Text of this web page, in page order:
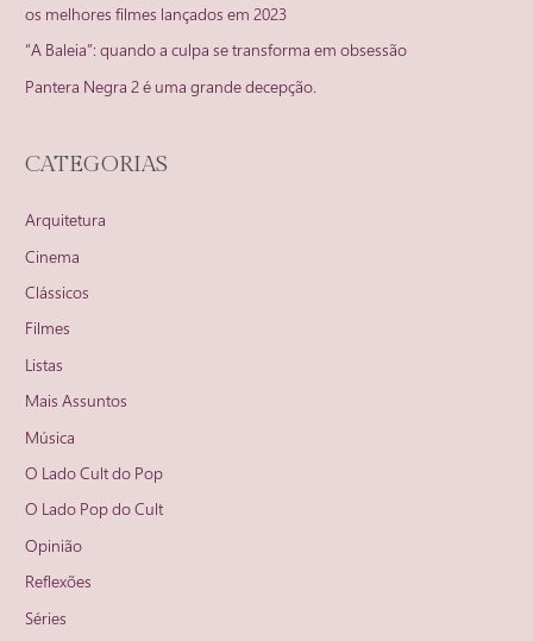
os melhores filmes lançados em 2023
“A Baleia”: quando a culpa se transforma em obsessão
Pantera Negra 2 é uma grande decepção.
CATEGORIAS
Arquitetura
Cinema
Clássicos
Filmes
Listas
Mais Assuntos
Música
O Lado Cult do Pop
O Lado Pop do Cult
Opinião
Reflexões
Séries